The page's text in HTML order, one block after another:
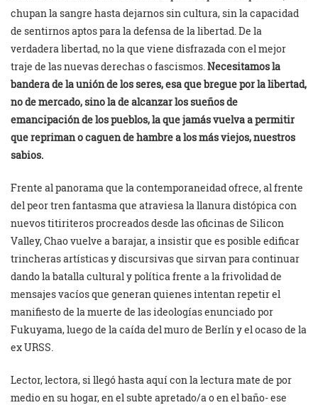
chupan la sangre hasta dejarnos sin cultura, sin la capacidad
de sentirnos aptos para la defensa de la libertad. De la
verdadera libertad, no la que viene disfrazada con el mejor
traje de las nuevas derechas o fascismos.Necesitamos la
bandera de la unión de los seres, esa que bregue por la libertad,
no de mercado, sino la de alcanzar los sueños de
emancipación de los pueblos, la que jamás vuelva a permitir
que repriman o caguen de hambre a los más viejos, nuestros
sabios.
Frente al panorama que la contemporaneidad ofrece, al frente
del peor tren fantasma que atraviesa la llanura distópica con
nuevos titiriteros procreados desde las oficinas de Silicon
Valley, Chao vuelve a barajar, a insistir que es posible edificar
trincheras artísticas y discursivas que sirvan para continuar
dando la batalla cultural y política frente a la frivolidad de
mensajes vacíos que generan quienes intentan repetir el
manifiesto de la muerte de las ideologías enunciado por
Fukuyama, luego de la caída del muro de Berlín y el ocaso de la
ex URSS.
Lector, lectora, si llegó hasta aquí con la lectura mate de por
medio en su hogar, en el subte apretado/a o en el baño- ese